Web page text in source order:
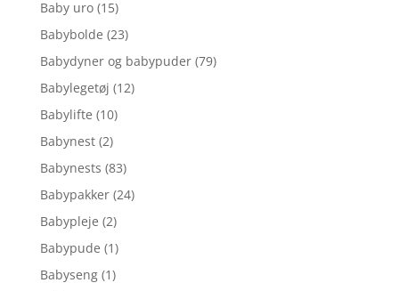
Baby uro (15)
Babybolde (23)
Babydyner og babypuder (79)
Babylegetøj (12)
Babylifte (10)
Babynest (2)
Babynests (83)
Babypakker (24)
Babypleje (2)
Babypude (1)
Babyseng (1)